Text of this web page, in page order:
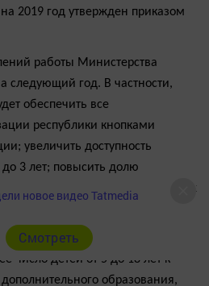
2019 год утвержден приказом
работы Министерства
следующий год. В частности,
обеспечить все
республики кнопками
увеличить доступность
3 лет; повысить долю
организаций, здания которых
увеличить число ресурсных
число детей от 5 до 18 лет к
образования,
новое видео Tatmedia
Cмотреть